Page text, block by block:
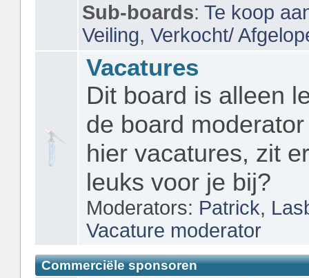
Sub-boards: Te koop
Veiling, Verkocht/
Vacatures
Dit board is alleen
de board
hier vacatures, zit
leuks voor je bij?
Moderators: Patrick,
Vacature moderator
Commerciële sponsoren